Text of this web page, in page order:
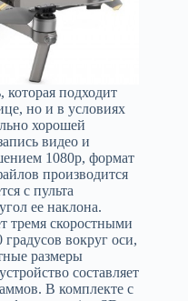
которая подходит
но и в условиях
хорошей
видео и
1080р, формат
производится
с пульта
ее наклона.
тремя скоростными
вокруг оси,
размеры
составляет
В комплекте с